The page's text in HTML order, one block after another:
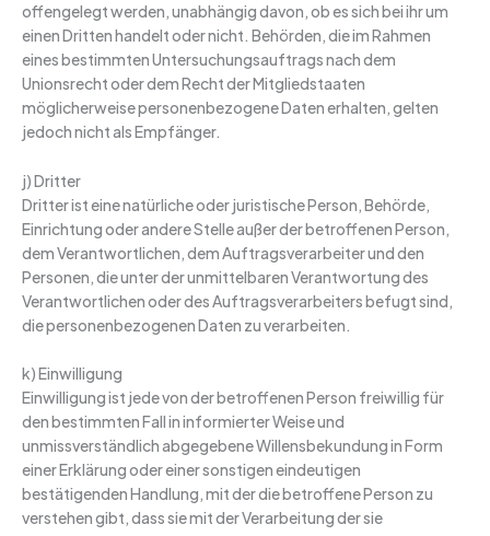
offengelegt werden, unabhängig davon, ob es sich bei ihr um
einen Dritten handelt oder nicht. Behörden, die im Rahmen
eines bestimmten Untersuchungsauftrags nach dem
Unionsrecht oder dem Recht der Mitgliedstaaten
möglicherweise personenbezogene Daten erhalten, gelten
jedoch nicht als Empfänger.
j) Dritter
Dritter ist eine natürliche oder juristische Person, Behörde,
Einrichtung oder andere Stelle außer der betroffenen Person,
dem Verantwortlichen, dem Auftragsverarbeiter und den
Personen, die unter der unmittelbaren Verantwortung des
Verantwortlichen oder des Auftragsverarbeiters befugt sind,
die personenbezogenen Daten zu verarbeiten.
k) Einwilligung
Einwilligung ist jede von der betroffenen Person freiwillig für
den bestimmten Fall in informierter Weise und
unmissverständlich abgegebene Willensbekundung in Form
einer Erklärung oder einer sonstigen eindeutigen
bestätigenden Handlung, mit der die betroffene Person zu
verstehen gibt, dass sie mit der Verarbeitung der sie